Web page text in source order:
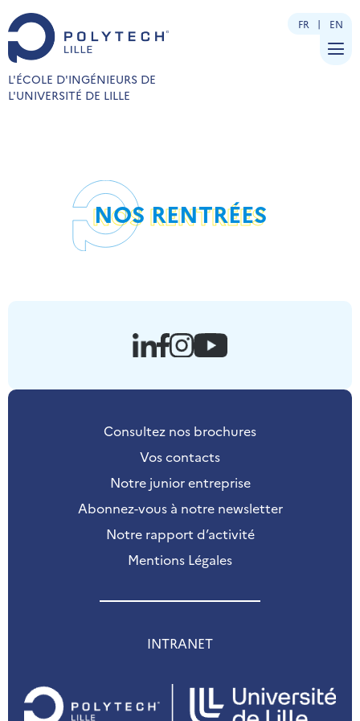
L'ÉCOLE D'INGÉNIEURS DE
L'UNIVERSITÉ DE LILLE
FR EN
NOS RENTRÉES
Consultez nos brochures
Vos contacts
Notre junior entreprise
Abonnez-vous à notre newsletter
Notre rapport d’activité
Mentions Légales
INTRANET